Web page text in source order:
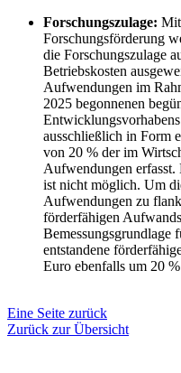
Forschungszulage:
Forschungsförderung
die Forschungszulage
Betriebskosten
Aufwendungen im
2025 begonnenen
ausschließlich in Form
von 20 % der im
Aufwendungen
ist nicht möglich. Um
Aufwendungen zu
förderfähigen
Bemessungsgrundlage
entstandene
Euro ebenfalls um 20
Eine Seite zurück
Zurück zur Übersicht